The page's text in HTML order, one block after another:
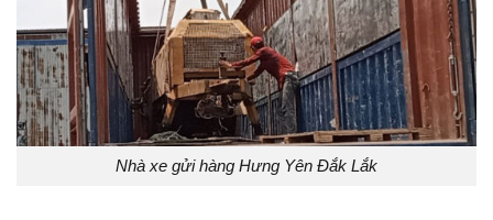
Nhà xe gửi hàng Hưng Yên Đắk Lắk